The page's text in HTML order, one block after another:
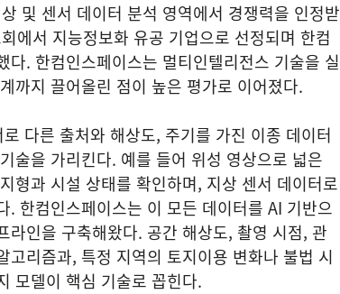
및 센서 데이터 분석 영역에서 경쟁력을 인정받
에서 지능정보화 유공 기업으로 선정되며 한컴
. 한컴인스페이스는 멀티인텔리전스 기술을 실
까지 끌어올린 점이 높은 평가로 이어졌다.
다른 출처와 해상도, 주기를 가진 이종 데이터
술을 가리킨다. 예를 들어 위성 영상으로 넓은
형과 시설 상태를 확인하며, 지상 센서 데이터로
한컴인스페이스는 이 모든 데이터를 AI 기반으
인을 구축해왔다. 공간 해상도, 촬영 시점, 관
리즘과, 특정 지역의 토지이용 변화나 불법 시
모델이 핵심 기술로 꼽힌다.